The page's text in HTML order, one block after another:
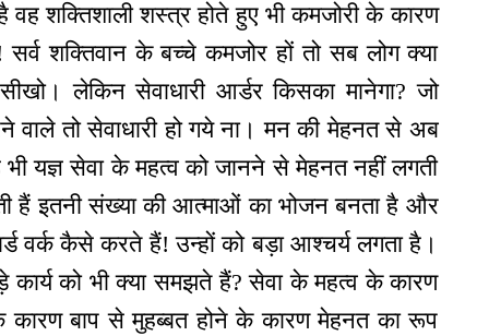
वह शक्तिशाली शस्त्र होते हुए भी कमजोरी के कारण
शक्तिवान के बच्चे कमजोर हों तो सब लोग क्या
लेकिन सेवाधारी आर्डर किसका मानेगा? जो
वाले तो सेवाधारी हो गये ना। मन की मेहनत से अब
यज्ञ सेवा के महत्व को जानने से मेहनत नहीं लगती
हैं इतनी संख्या की आत्माओं का भोजन बनता है और
वर्क कैसे करते हैं! उन्हों को बड़ा आश्चर्य लगता है।
कार्य को भी क्या समझते हैं? सेवा के महत्व के कारण
बाप से मुहब्बत होने के कारण मेहनत का रूप